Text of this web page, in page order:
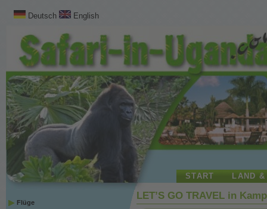
Deutsch English
START LAND
Flüge
LET’S GO TRAVEL in